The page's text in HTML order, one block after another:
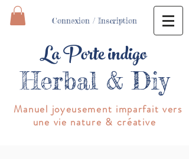
La Porte indigo
Herbal & Diy
Connexion / Inscription
Manuel joyeusement imparfait vers
une vie nature & créative